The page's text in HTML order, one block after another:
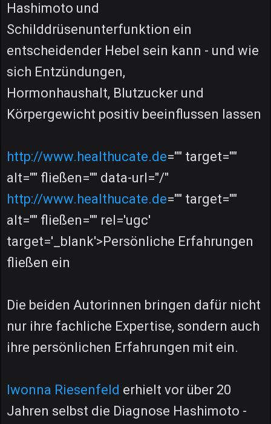
Hashimoto und
Schilddrüsenunterfunktion ein
entscheidender Hebel sein kann - und wie
sich Entzündungen,
Hormonhaushalt, Blutzucker und
Körpergewicht positiv beeinflussen lassen
http://www.healthucate.de="" target=""
alt="" fließen="" data-url="/"
http://www.healthucate.de="" target=""
alt="" fließen="" rel='ugc'
target='_blank'>Persönliche Erfahrungen
fließen ein
Die beiden Autorinnen bringen dafür nicht
nur ihre fachliche Expertise, sondern auch
ihre persönlichen Erfahrungen mit ein.
Iwonna Riesenfeld erhielt vor über 20
Jahren selbst die Diagnose Hashimoto -